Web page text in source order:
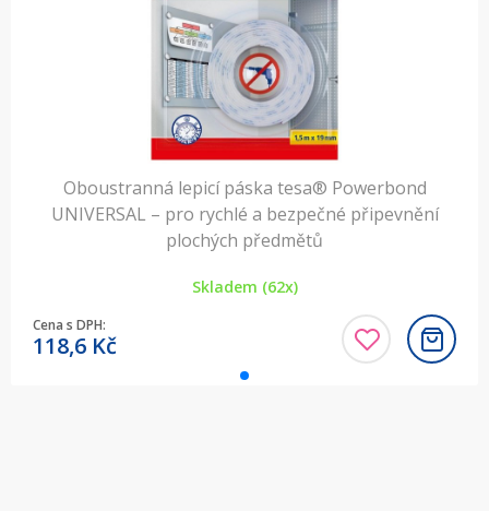
Oboustranná lepicí páska tesa® Powerbond
UNIVERSAL – pro rychlé a bezpečné připevnění
plochých předmětů
Skladem (62x)
Cena s DPH:
118,6 Kč